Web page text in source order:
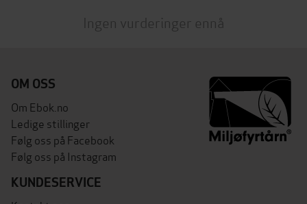
Ingen vurderinger ennå
OM OSS
Om Ebok.no
Ledige stillinger
Følg oss på Facebook
Følg oss på Instagram
KUNDESERVICE